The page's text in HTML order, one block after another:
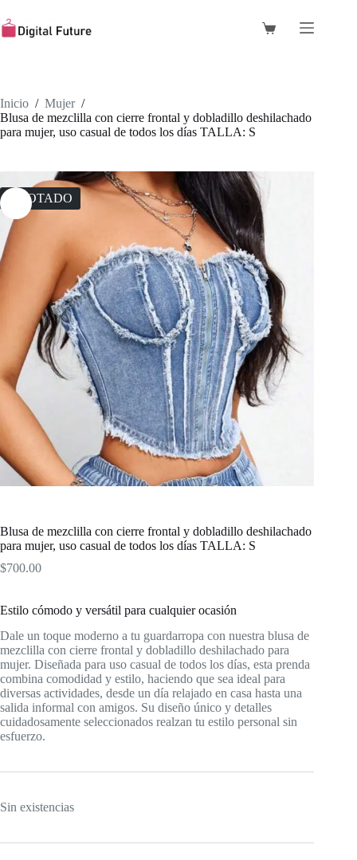
al
contenido
Carro
Inicio / Mujer /
Blusa de mezclilla con cierre frontal y dobladillo deshilachado
para mujer, uso casual de todos los días TALLA: S
AGOTADO
Blusa de mezclilla con cierre frontal y dobladillo deshilachado
para mujer, uso casual de todos los días TALLA: S
$700.00
Estilo cómodo y versátil para cualquier ocasión
Dale un toque moderno a tu guardarropa con nuestra blusa de
mezclilla con cierre frontal y dobladillo deshilachado para
mujer. Diseñada para uso casual de todos los días, esta prenda
combina comodidad y estilo, haciendo que sea ideal para
diversas actividades, desde un día relajado en casa hasta una
salida informal con amigos. Su diseño único y detalles
cuidadosamente seleccionados realzan tu estilo personal sin
esfuerzo.
Sin existencias